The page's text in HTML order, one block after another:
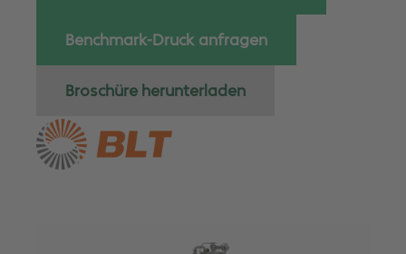
Benchmark-Druck anfragen
Broschüre herunterladen